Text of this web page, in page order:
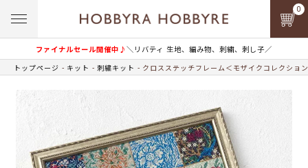
ファイナルセール開催中♪＼リバティ 生地、編み物、刺繍、刺し子／
0
トップページ キット 刺繍キット クロスステッチフレーム＜モザイクコレクショ